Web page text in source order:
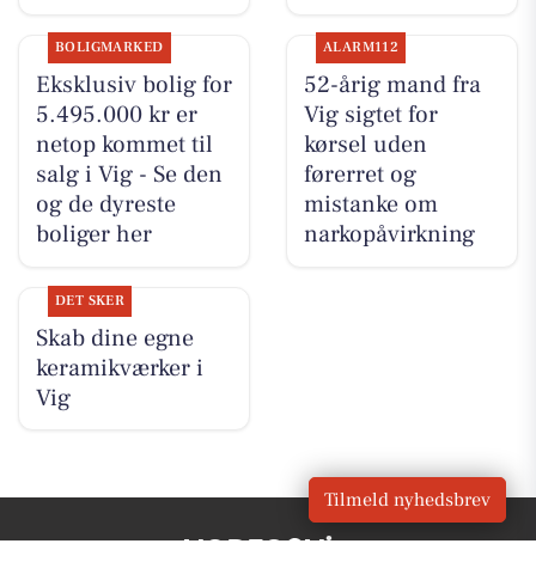
BOLIGMARKED
Eksklusiv bolig for
5.495.000 kr er
netop kommet til
salg i Vig - Se den
og de dyreste
boliger her
ALARM112
52-årig mand fra
Vig sigtet for
kørsel uden
førerret og
mistanke om
narkopåvirkning
DET SKER
Skab dine egne
keramikværker i
Vig
VORES Vig
Tilmeld nyhedsbrev